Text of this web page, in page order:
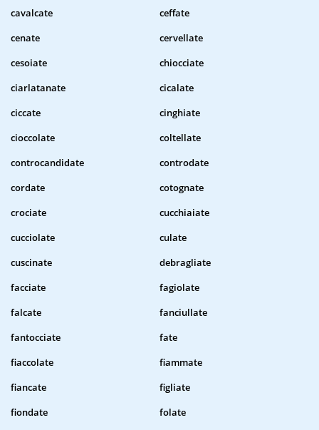
cavalcate
ceffate
cenate
cervellate
cesoiate
chiocciate
ciarlatanate
cicalate
ciccate
cinghiate
cioccolate
coltellate
controcandidate
controdate
cordate
cotognate
crociate
cucchiaiate
cucciolate
culate
cuscinate
debragliate
facciate
fagiolate
falcate
fanciullate
fantocciate
fate
fiaccolate
fiammate
fiancate
figliate
fiondate
folate